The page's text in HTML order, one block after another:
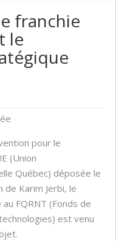
franchie
le
pour le
(Union
Québec) déposée le
de Karim Jerbi, le
FQRNT (Fonds de
est venu